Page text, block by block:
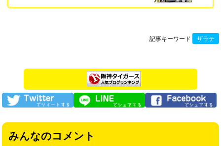
記事キーワード ザラテ
みんなのコメント